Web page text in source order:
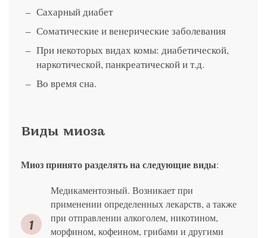
Сахарный диабет
Соматические и венерические заболевания
При некоторых видах комы: диабетической,
наркотической, панкреатической и т.д.
Во время сна.
Виды миоза
Миоз принято разделять на следующие виды:
Медикаментозный. Возникает при
применении определенных лекарств, а также
при отправлении алкоголем, никотином,
морфином, кофеином, грибами и другими